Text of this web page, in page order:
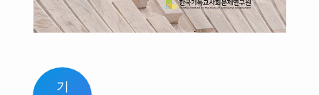
기